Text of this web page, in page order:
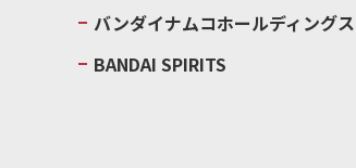
バンダイナムコホールディングス
BANDAI SPIRITS